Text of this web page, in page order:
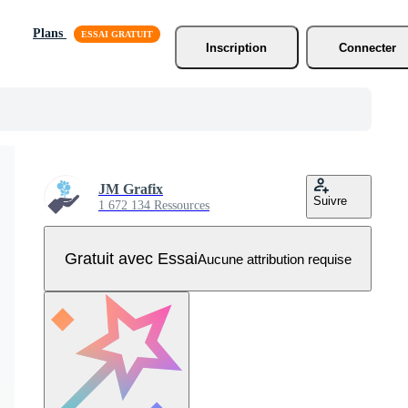
Plans
Inscription
Connecter
JM Grafix
1 672 134 Ressources Suivre
Gratuit avec EssaiAucune attribution requise